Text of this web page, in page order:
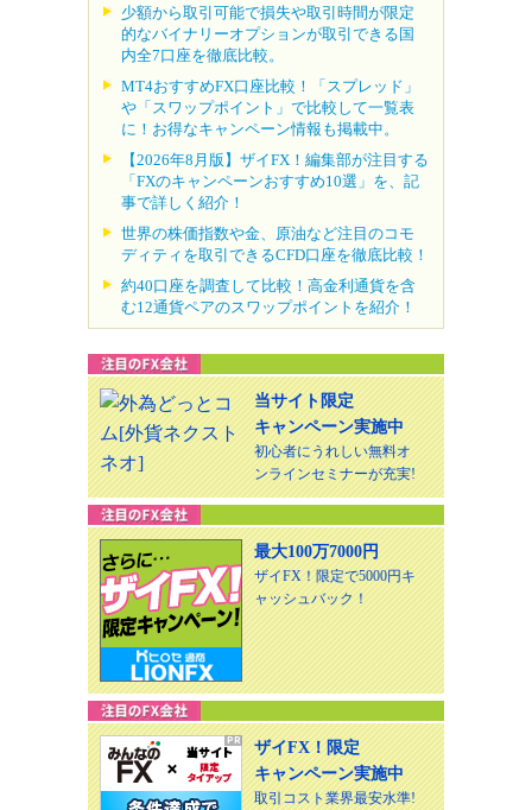
少額から取引可能で損失や取引時間が限定
的なバイナリーオプションが取引できる国
内全7口座を徹底比較。
MT4おすすめFX口座比較！「スプレッド」
や「スワップポイント」で比較して一覧表
に！お得なキャンペーン情報も掲載中。
【2026年8月版】ザイFX！編集部が注目する
「FXのキャンペーンおすすめ10選」を、記
事で詳しく紹介！
世界の株価指数や金、原油など注目のコモ
ディティを取引できるCFD口座を徹底比較！
約40口座を調査して比較！高金利通貨を含
む12通貨ペアのスワップポイントを紹介！
当サイト限定
キャンペーン実施中
初心者にうれしい無料オ
ンラインセミナーが充実!
最大100万7000円
ザイFX！限定で5000円キ
ャッシュバック！
ザイFX！限定
キャンペーン実施中
取引コスト業界最安水準!